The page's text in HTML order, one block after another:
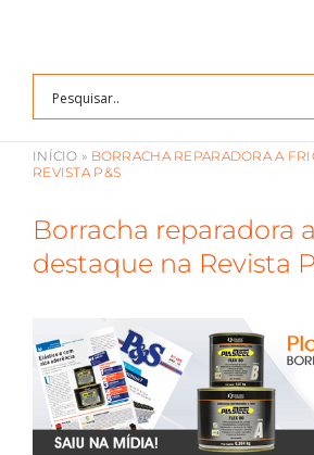
conteúdo
Borracha reparadora
destaque na Revista
INÍCIO » BORRACHA REPARADORA A
REVISTA P&S
View
Larger
Image